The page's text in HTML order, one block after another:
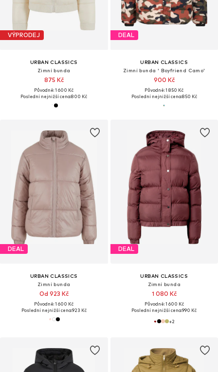
VÝPRODEJ
URBAN CLASSICS
Zimní bunda
875 Kč
Původně: 1 600 Kč
Poslední nejnižší cena:800 Kč
DEAL
URBAN CLASSICS
Zimní bunda ' Boyfriend Camo'
900 Kč
Původně: 1 850 Kč
Poslední nejnižší cena:850 Kč
DEAL
URBAN CLASSICS
Zimní bunda
Od 923 Kč
Původně: 1 600 Kč
Poslední nejnižší cena:923 Kč
DEAL
URBAN CLASSICS
Zimní bunda
1 080 Kč
Původně: 1 600 Kč
Poslední nejnižší cena:990 Kč
+2